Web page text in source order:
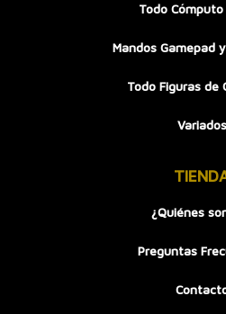
Todo Cómputo
Mandos Gamepad
Todo Figuras de
Variados
¿Quiénes
Preguntas